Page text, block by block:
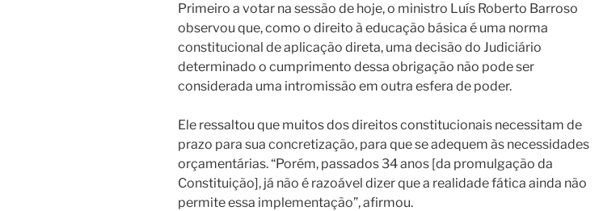
Primeiro a votar na sessão de hoje, o ministro Luís Roberto Barroso
observou que, como o direito à educação básica é uma norma
constitucional de aplicação direta, uma decisão do Judiciário
determinado o cumprimento dessa obrigação não pode ser
considerada uma intromissão em outra esfera de poder.
Ele ressaltou que muitos dos direitos constitucionais necessitam de
prazo para sua concretização, para que se adequem às necessidades
orçamentárias. “Porém, passados 34 anos [da promulgação da
Constituição], já não é razoável dizer que a realidade fática ainda não
permite essa implementação”, afirmou.